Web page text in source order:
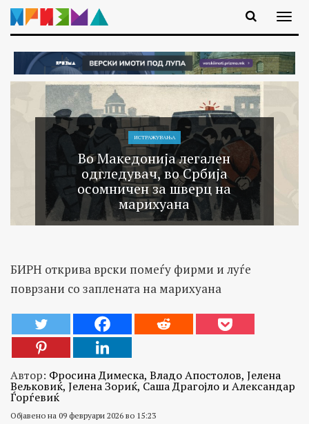
ИСТРАЖУВАЊA
Во Македонија легален
одгледувач, во Србија
осомничен за шверц на
марихуана
БИРН открива врски помеѓу фирми и луѓе
поврзани со заплената на марихуана
Автор: Фросина Димеска, Владо Апостолов, Јелена
Вељковиќ, Јелена Зориќ, Саша Драгојло и Александар
Ѓорѓевиќ
Објавено на 09 февруари 2026 во 15:23